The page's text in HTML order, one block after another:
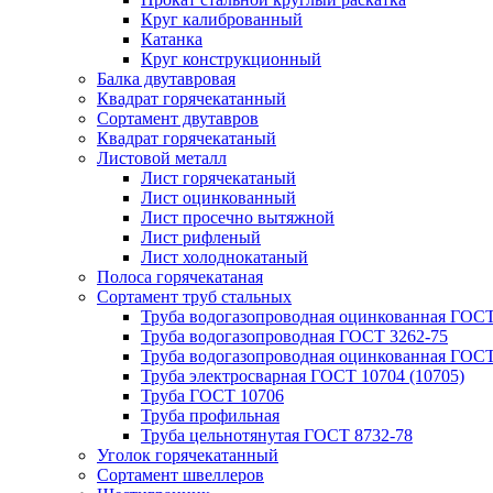
Круг калиброванный
Катанка
Круг конструкционный
Балка двутавровая
Квадрат горячекатанный
Сортамент двутавров
Квадрат горячекатаный
Листовой металл
Лист горячекатаный
Лист оцинкованный
Лист просечно вытяжной
Лист рифленый
Лист холоднокатаный
Полоса горячекатаная
Сортамент труб стальных
Труба водогазопроводная оцинкованная
Труба водогазопроводная ГОСТ 3262-75
Труба водогазопроводная оцинкованная
Труба электросварная ГОСТ 10704 (10705)
Труба ГОСТ 10706
Труба профильная
Труба цельнотянутая ГОСТ 8732-78
Уголок горячекатанный
Сортамент швеллеров